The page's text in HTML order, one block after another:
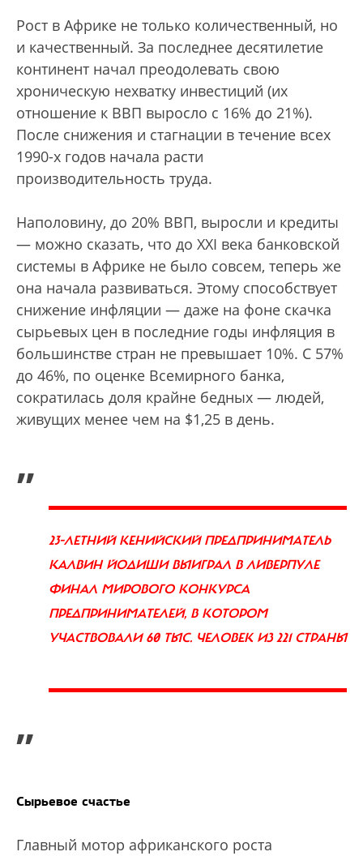
Рост в Африке не только количественный, но
и качественный. За последнее десятилетие
континент начал преодолевать свою
хроническую нехватку инвестиций (их
отношение к ВВП выросло с 16% до 21%).
После снижения и стагнации в течение всех
1990-х годов начала расти
производительность труда.
Наполовину, до 20% ВВП, выросли и кредиты
— можно сказать, что до XXI века банковской
системы в Африке не было совсем, теперь же
она начала развиваться. Этому способствует
снижение инфляции — даже на фоне скачка
сырьевых цен в последние годы инфляция в
большинстве стран не превышает 10%. С 57%
до 46%, по оценке Всемирного банка,
сократилась доля крайне бедных — людей,
живущих менее чем на $1,25 в день.
„
23-ЛЕТНИЙ КЕНИЙСКИЙ ПРЕДПРИНИМАТЕЛЬ
КАЛВИН ЙОДИШИ ВЫИГРАЛ В ЛИВЕРПУЛЕ
ФИНАЛ МИРОВОГО КОНКУРСА
ПРЕДПРИНИМАТЕЛЕЙ, В КОТОРОМ
УЧАСТВОВАЛИ 60 ТЫС. ЧЕЛОВЕК ИЗ 221 СТРАНЫ
”
Сырьевое счастье
Главный мотор африканского роста